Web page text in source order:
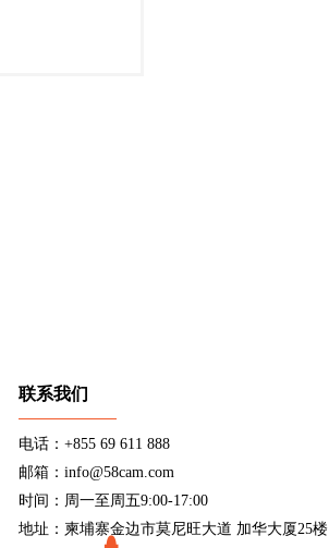
联系我们
电话：+855 69 611 888
邮箱：info@58cam.com
时间：周一至周五9:00-17:00
地址：柬埔寨金边市莫尼旺大道 加华大厦25楼